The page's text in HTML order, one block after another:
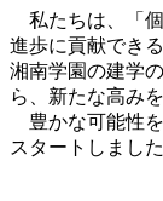
私たちは、「
進歩に貢献でき
湘南学園の建学
ら、新たな高み
豊かな可能性を
スタートしました